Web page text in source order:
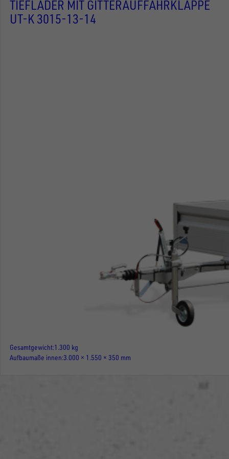
TIEFLADER MIT GITTERAUFFAHRKLAPPE
UT-K 3015-13-14
Gesamtgewicht 1.300 kg
Aufbaumaße innen 3.000 × 1.550 × 350 mm